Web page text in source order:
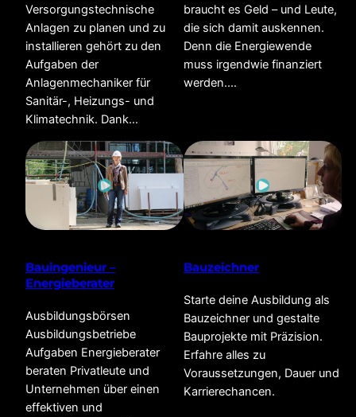
Versorgungstechnische
Anlagen zu planen und zu
installieren gehört zu den
Aufgaben der
Anlagenmechaniker für
Sanitär-, Heizungs- und
Klimatechnik. Dank…
braucht es Geld – und Leute,
die sich damit auskennen.
Denn die Energiewende
muss irgendwie finanziert
werden.…
Bauingenieur –
Energieberater
Ausbildungsbörsen
Ausbildungsbetriebe
Aufgaben Energieberater
beraten Privatleute und
Unternehmen über einen
effektiven und
Bauzeichner
Starte deine Ausbildung als
Bauzeichner und gestalte
Bauprojekte mit Präzision.
Erfahre alles zu
Voraussetzungen, Dauer und
Karrierechancen.